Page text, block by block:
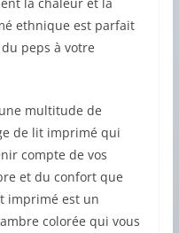
ethnique est parfait
peps à votre
multitude de
de lit imprimé qui
compte de vos
et du confort que
imprimé est un
colorée qui vous